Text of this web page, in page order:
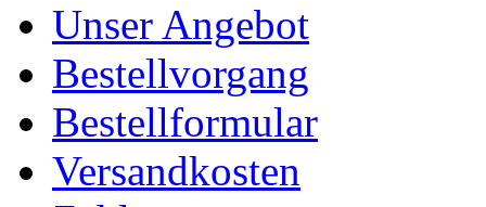
Unser Angebot
Bestellvorgang
Bestellformular
Versandkosten